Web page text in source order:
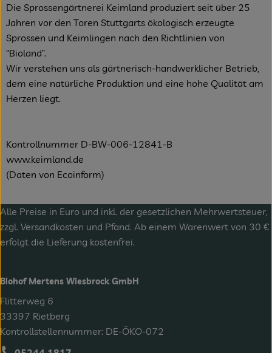
Die Sprossengärtnerei Keimland produziert seit über 25
Jahren vor den Toren Stuttgarts ökologisch erzeugte
Sprossen und Keimlingen nach den Richtlinien von
“Bioland”.
Wir verstehen uns als gärtnerisch-handwerklicher Betrieb,
dem eine natürliche Produktion und eine hohe Qualität am
Herzen liegt.
Kontrollnummer D-BW-006-12841-B
www.keimland.de
(Daten von Ecoinform)
Alle Preise in Euro und inkl. der gesetzlichen Mehrwertsteuer,
zzgl. Versandkosten und Pfand. Ab einem Warenwert von 30 €
erfolgt die Lieferung kostenfrei.
Biohof Mertens Wiesbrock GmbH
Flitterweg 6
33397 Rietberg
Kontrollstellennummer: DE-ÖKO-072